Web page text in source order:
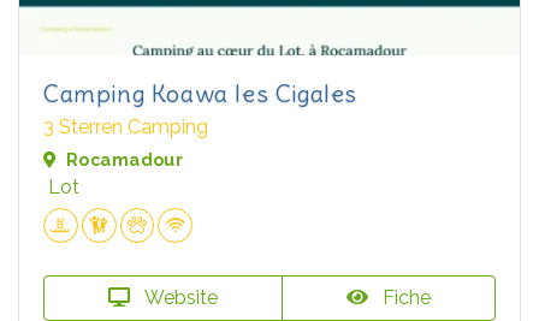
Camping Koawa les Cigales
3 Sterren Camping
Rocamadour
Lot
Website Fiche